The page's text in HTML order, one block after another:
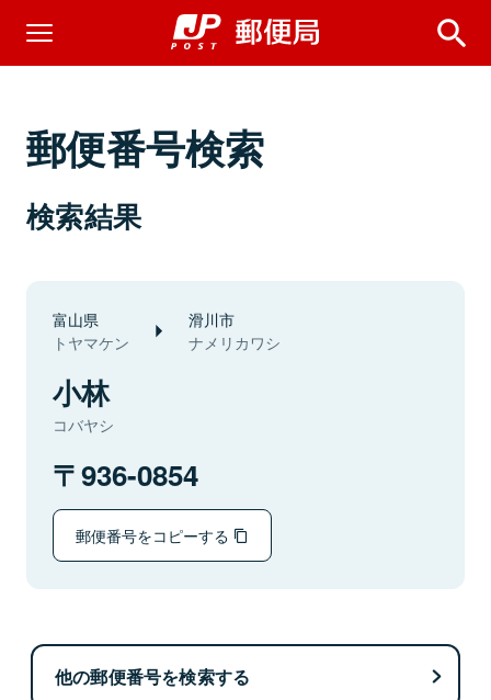
郵便番号検索
検索結果
富山県
トヤマケン
滑川市
ナメリカワシ
小林
コバヤシ
936-0854
郵便番号をコピーする
他の郵便番号を検索する